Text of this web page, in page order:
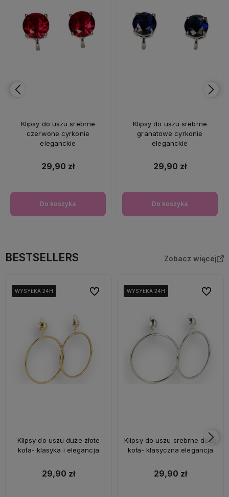
Klipsy do uszu srebrne
czerwone cyrkonie
eleganckie
29,90 zł
Do koszyka
Klipsy do uszu srebrne
granatowe cyrkonie
eleganckie
29,90 zł
Do koszyka
BESTSELLERS Zobacz więcej
WYSYŁKA 24H
WYSYŁKA 24H
WYSYŁKA 24H
Klipsy do uszu duże złote
koła- klasyka i elegancja
29,90 zł
Do ulubionychWYSYŁKA 24H
WYSYŁKA 24H
WYSYŁKA 24H
Klipsy do uszu srebrne duże
koła- klasyczna elegancja
29,90 zł
Do